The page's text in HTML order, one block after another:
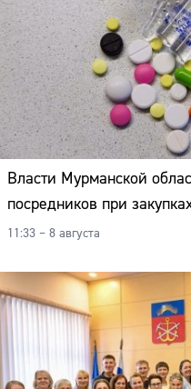
Власти Мурманской
посредников при
11:33 – 8 августа